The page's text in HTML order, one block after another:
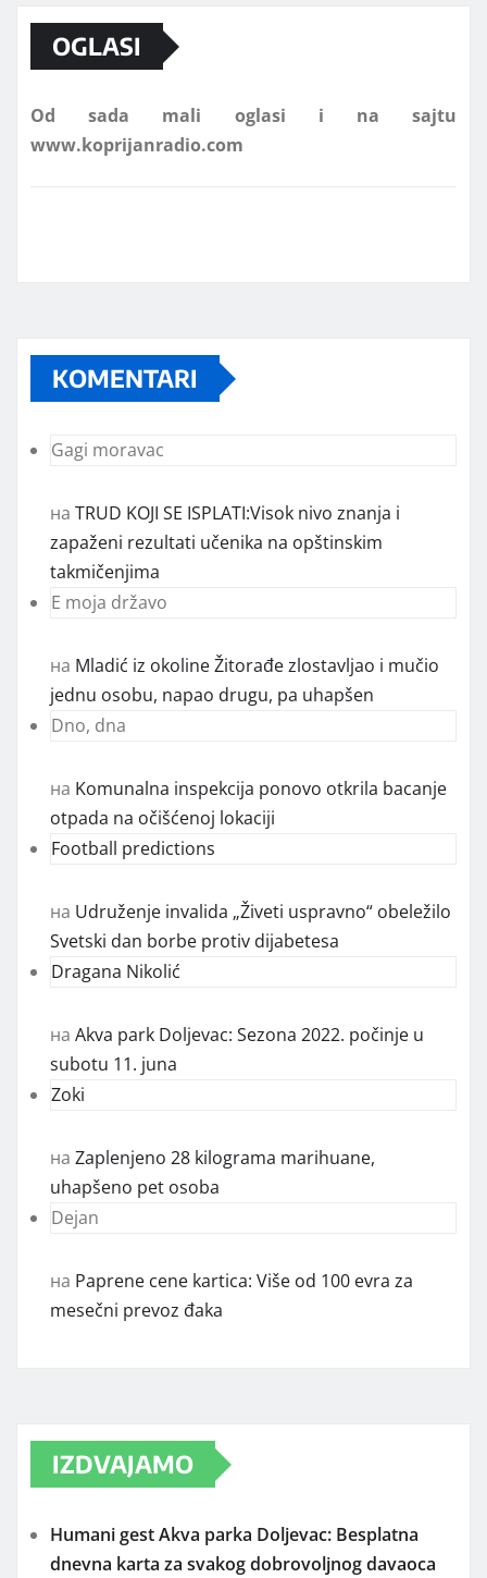
OGLASI
Od sada mali oglasi i na sajtu
KOMENTARI
Gagi moravac
на TRUD KOJI SE ISPLATI:Visok nivo znanja i
zapaženi rezultati učenika na opštinskim
takmičenjima
E moja državo
на Mladić iz okoline Žitorađe zlostavljao i mučio
jednu osobu, napao drugu, pa uhapšen
Dno, dna
на Komunalna inspekcija ponovo otkrila bacanje
otpada na očišćenoj lokaciji
Football predictions
на Udruženje invalida „Živeti uspravno“ obeležilo
Svetski dan borbe protiv dijabetesa
Dragana Nikolić
на Akva park Doljevac: Sezona 2022. počinje u
subotu 11. juna
Zoki
на Zaplenjeno 28 kilograma marihuane,
uhapšeno pet osoba
Dejan
на Paprene cene kartica: Više od 100 evra za
mesečni prevoz đaka
IZDVAJAMO
Humani gest Akva parka Doljevac: Besplatna
dnevna karta za svakog dobrovoljnog davaoca